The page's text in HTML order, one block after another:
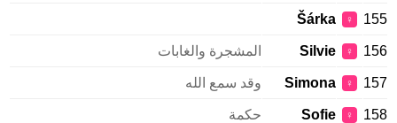
155
♀
Šárka
156
♀
Silvie المشجرة والغابات
157
♀
Simona وقد سمع الله
158
♀
Sofie حكمة